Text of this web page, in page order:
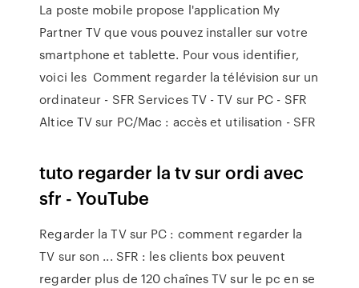
La poste mobile propose l'application My
Partner TV que vous pouvez installer sur votre
smartphone et tablette. Pour vous identifier,
voici les Comment regarder la télévision sur un
ordinateur - SFR Services TV - TV sur PC - SFR
Altice TV sur PC/Mac : accès et utilisation - SFR
tuto regarder la tv sur ordi avec
sfr - YouTube
Regarder la TV sur PC : comment regarder la
TV sur son ... SFR : les clients box peuvent
regarder plus de 120 chaînes TV sur le pc en se